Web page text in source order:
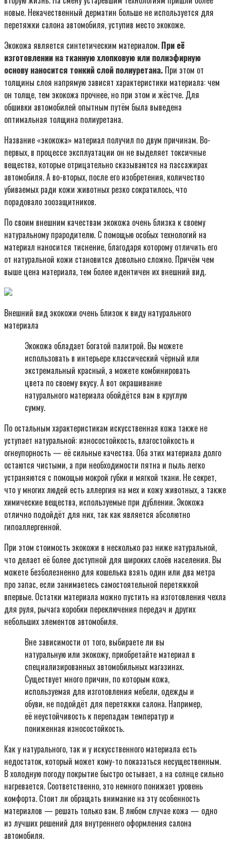
новые. Некачественный дерматин больше не используется для
перетяжки салона автомобиля, уступив место экокоже.
Экокожа является синтетическим материалом. При её
изготовлении на тканную хлопковую или полиэфирную
основу наносится тонкий слой полиуретана. При этом от
толщины слоя напрямую зависят характеристики материала: чем
он толще, тем экокожа прочнее, но при этом и жёстче. Для
обшивки автомобилей опытным путём была выведена
оптимальная толщина полиуретана.
Название «экокожа» материал получил по двум причинам. Во-
первых, в процессе эксплуатации он не выделяет токсичные
вещества, которые отрицательно сказываются на пассажирах
автомобиля. А во-вторых, после его изобретения, количество
убиваемых ради кожи животных резко сократилось, что
порадовало зоозащитников.
По своим внешним качествам экокожа очень близка к своему
натуральному прародителю. С помощью особых технологий на
материал наносится тиснение, благодаря которому отличить его
от натуральной кожи становится довольно сложно. Причём чем
выше цена материала, тем более идентичен их внешний вид.
Внешний вид экокожи очень близок к виду натурального
материала
Экокожа обладает богатой палитрой. Вы можете
использовать в интерьере классический чёрный или
экстремальный красный, а можете комбинировать
цвета по своему вкусу. А вот окрашивание
натурального материала обойдётся вам в круглую
сумму.
По остальным характеристикам искусственная кожа также не
уступает натуральной: износостойкость, влагостойкость и
огнеупорность — её сильные качества. Оба этих материала долго
остаются чистыми, а при необходимости пятна и пыль легко
устраняются с помощью мокрой губки и мягкой ткани. Не секрет,
что у многих людей есть аллергия на мех и кожу животных, а также
химические вещества, используемые при дублении. Экокожа
отлично подойдёт для них, так как является абсолютно
гипоаллергенной.
При этом стоимость экокожи в несколько раз ниже натуральной,
что делает её более доступной для широких слоёв населения. Вы
можете безболезненно для кошелька взять один или два метра
про запас, если занимаетесь самостоятельной перетяжкой
впервые. Остатки материала можно пустить на изготовления чехла
для руля, рычага коробки переключения передач и других
небольших элементов автомобиля.
Вне зависимости от того, выбираете ли вы
натуральную или экокожу, приобретайте материал в
специализированных автомобильных магазинах.
Существует много причин, по которым кожа,
используемая для изготовления мебели, одежды и
обуви, не подойдёт для перетяжки салона. Например,
её неустойчивость к перепадам температур и
пониженная износостойкость.
Как у натурального, так и у искусственного материала есть
недостаток, который может кому-то показаться несущественным.
В холодную погоду покрытие быстро остывает, а на солнце сильно
нагревается. Соответственно, это немного понижает уровень
комфорта. Стоит ли обращать внимание на эту особенность
материалов — решать только вам. В любом случае кожа — одно
из лучших решений для внутреннего оформления салона
автомобиля.